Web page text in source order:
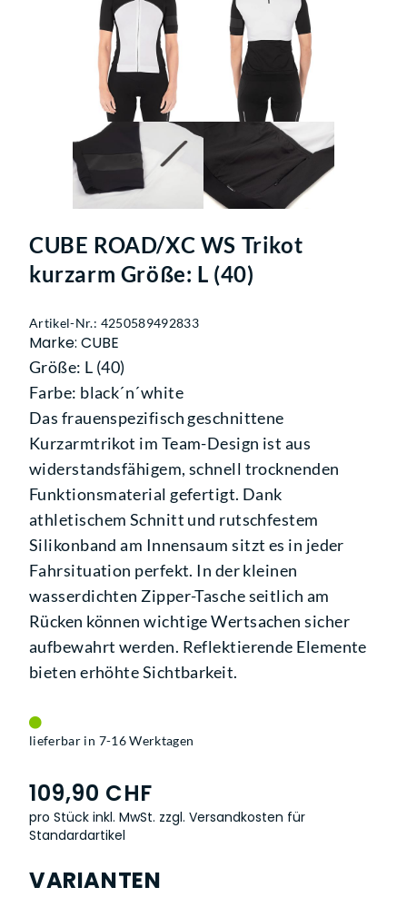
CUBE ROAD/XC WS Trikot
kurzarm Größe: L (40)
Artikel-Nr.: 4250589492833
Marke: CUBE
Größe: L (40)
Farbe: black´n´white
Das frauenspezifisch geschnittene
Kurzarmtrikot im Team-Design ist aus
widerstandsfähigem, schnell trocknenden
Funktionsmaterial gefertigt. Dank
athletischem Schnitt und rutschfestem
Silikonband am Innensaum sitzt es in jeder
Fahrsituation perfekt. In der kleinen
wasserdichten Zipper-Tasche seitlich am
Rücken können wichtige Wertsachen sicher
aufbewahrt werden. Reflektierende Elemente
bieten erhöhte Sichtbarkeit.
lieferbar in 7-16 Werktagen
109,90 CHF
pro Stück inkl. MwSt. zzgl. Versandkosten für
Standardartikel
VARIANTEN